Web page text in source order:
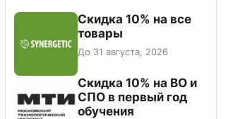
Скидка 10% на все
товары
До 31 августа, 2026
Скидка 10% на ВО и
СПО в первый год
обучения